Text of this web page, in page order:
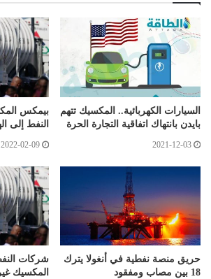
السيارات الكهربائية.. المكسيك تتهم
بايدن بانتهاك اتفاقية التجارة الحرة
2021-12-03
بيمكس
النفط إلى
2022-02-09
حريق منصة نفطية في أنغولا يترك
18 بين مصاب ومفقود
شركات
المكسيك